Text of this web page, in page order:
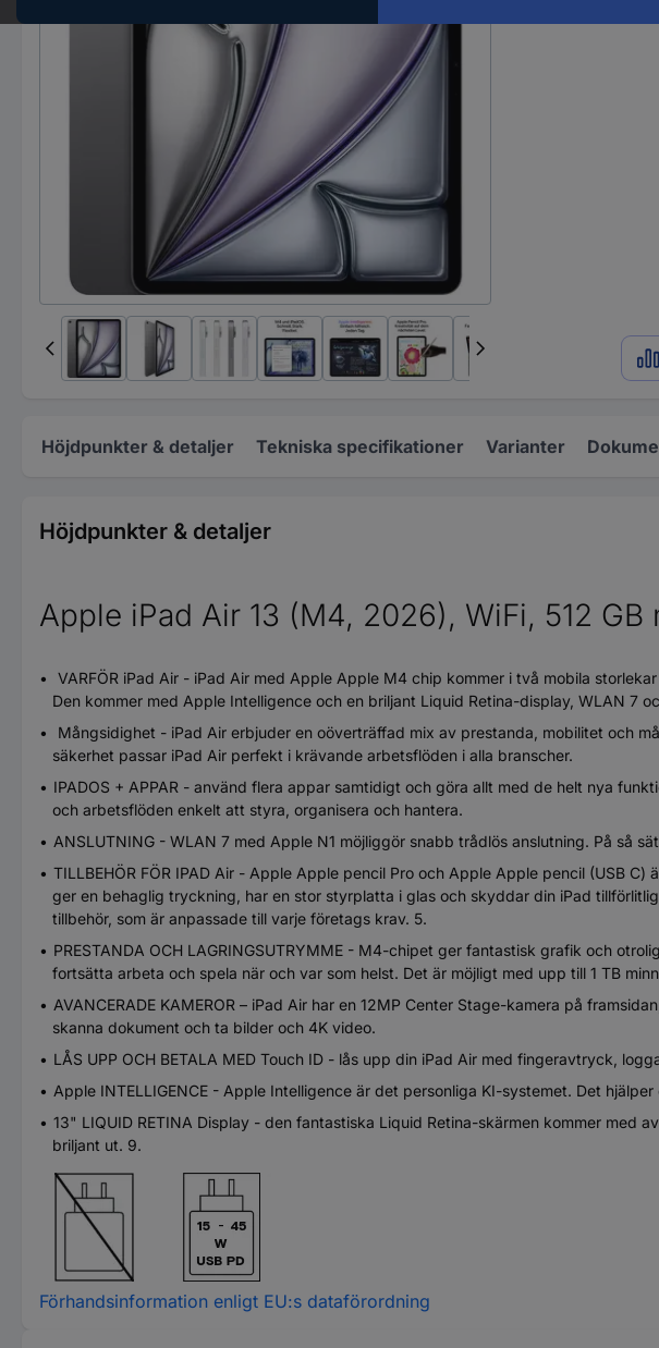
Höjdpunkter & detaljer Tekniska specifikationer Varianter
Höjdpunkter & detaljer
Apple iPad Air 13 (M4, 2026), WiFi, 512
VARFÖR iPad Air - iPad Air med Apple Apple M4 chip kommer i två mobila
Den kommer med Apple Intelligence och en briljant Liquid Retina-display, WLAN 7
Mångsidighet - iPad Air erbjuder en oöverträffad mix av prestanda, mobilitet och
säkerhet passar iPad Air perfekt i krävande arbetsflöden i alla branscher.
IPADOS + APPAR - använd flera appar samtidigt och göra allt med de helt nya
och arbetsflöden enkelt att styra, organisera och hantera.
ANSLUTNING - WLAN 7 med Apple N1 möjliggör snabb trådlös anslutning. På så
TILLBEHÖR FÖR IPAD Air - Apple Apple pencil Pro och Apple Apple pencil (USB
ger en behaglig tryckning, har en stor styrplatta i glas och skyddar din iPad
tillbehör, som är anpassade till varje företags krav. 5.
PRESTANDA OCH LAGRINGSUTRYMME - M4-chipet ger fantastisk grafik och
fortsätta arbeta och spela när och var som helst. Det är möjligt med upp till 1 TB
AVANCERADE KAMEROR – iPad Air har en 12MP Center Stage-kamera på
skanna dokument och ta bilder och 4K video.
LÅS UPP OCH BETALA MED Touch ID - lås upp din iPad Air med fingeravtryck,
Apple INTELLIGENCE - Apple Intelligence är det personliga KI-systemet. Det
13" LIQUID RETINA Display - den fantastiska Liquid Retina-skärmen kommer med
briljant ut. 9.
Förhandsinformation enligt EU:s dataförordning